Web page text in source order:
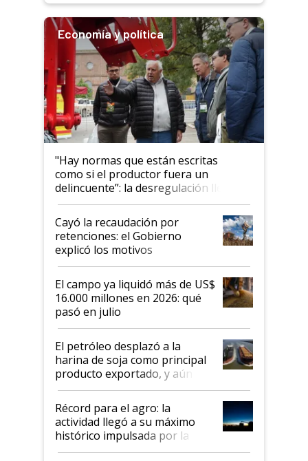
Economía y política
"Hay normas que están escritas
como si el productor fuera un
delincuente”: la desregulación llegó
al Congreso Aapresid y hasta se
habló del financiamiento al IPCVA
Cayó la recaudación por
retenciones: el Gobierno
explicó los motivos
El campo ya liquidó más de US$
16.000 millones en 2026: qué
pasó en julio
El petróleo desplazó a la
harina de soja como principal
producto exportado, y aún así
el agro aportó casi seis de cada
diez dólares y sostuvo el
liderazgo en un semestre
récord
Récord para el agro: la
actividad llegó a su máximo
histórico impulsada por la
cosecha y las exportaciones